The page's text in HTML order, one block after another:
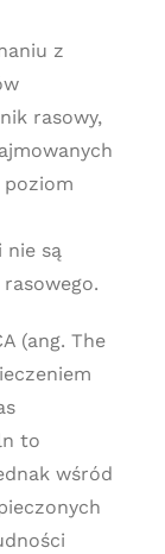
z
rasowy,
poziom
nie są
(ang. The
to
wśród